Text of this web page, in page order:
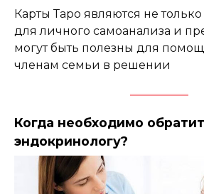
Карты Таро являются не
для личного самоанализа и
могут быть полезны для
членам семьи в решении
Когда необходимо
эндокринологу?